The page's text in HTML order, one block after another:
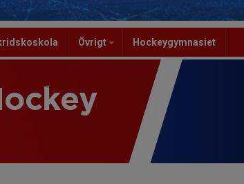
Övrigt Hockeygymnasiet